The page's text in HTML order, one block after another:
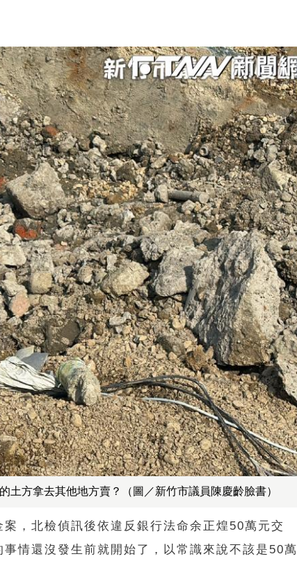
方拿去其他地方賣？（圖／新竹市議員陳慶齡臉書）
，北檢偵訊後依違反銀行法命余正煌50萬元交
情還沒發生前就開始了，以常識來說不該是50萬